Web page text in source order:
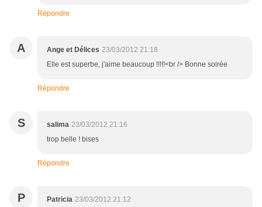
Répondre
A Ange et Délices 23/03/2012 21:18
Elle est superbe, j'aime beaucoup !!!!!<br /> Bonne soirée
Répondre
S salima 23/03/2012 21:16
trop belle ! bises
Répondre
P Patricia 23/03/2012 21:12